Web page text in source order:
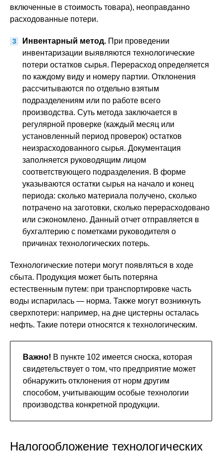
включенные в стоимость товара), неоправданно
расходованные потери.
Инвентарный метод. При проведении
инвентаризации выявляются технологические
потери остатков сырья. Перерасход определяется
по каждому виду и номеру партии. Отклонения
рассчитываются по отдельно взятым
подразделениям или по работе всего
производства. Суть метода заключается в
регулярной проверке (каждый месяц или
установленный период проверок) остатков
неизрасходованного сырья. Документация
заполняется руководящим лицом
соответствующего подразделения. В форме
указываются остатки сырья на начало и конец
периода: сколько материала получено, сколько
потрачено на заготовки, сколько перерасходовано
или сэкономлено. Данный отчет отправляется в
бухгалтерию с пометками руководителя о
причинах технологических потерь.
Технологические потери могут появляться в ходе
сбыта. Продукция может быть потеряна
естественным путем: при транспортировке часть
воды испарилась — норма. Также могут возникнуть
сверхпотери: например, на дне цистерны осталась
нефть. Такие потери относятся к технологическим.
Важно! В пункте 102 имеется сноска, которая
свидетельствует о том, что предприятие может
обнаружить отклонения от норм другим
способом, учитывающим особые технологии
производства конкретной продукции.
Налогообложение технологических